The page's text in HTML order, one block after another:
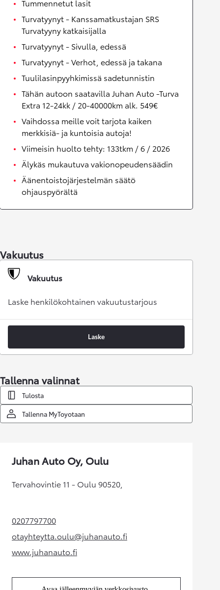
Tummennetut lasit
Turvatyynyt - Kanssamatkustajan SRS
Turvatyyny katkaisijalla
Turvatyynyt - Sivulla, edessä
Turvatyynyt - Verhot, edessä ja takana
Tuulilasinpyyhkimissä sadetunnistin
Tähän autoon saatavilla Juhan Auto -Turva
Extra 12-24kk / 20-40000km alk. 549€
Vaihdossa meille voit tarjota kaiken
merkkisiä- ja kuntoisia autoja!
Viimeisin huolto tehty: 133tkm / 6 / 2026
Älykäs mukautuva vakionopeudensäädin
Äänentoistojärjestelmän säätö
ohjauspyörältä
Vakuutus
Vakuutus
Laske henkilökohtainen vakuutustarjous
Laske
Tallenna valinnat
Tulosta
Tallenna MyToyotaan
Juhan Auto Oy, Oulu
Tervahovintie 11 - Oulu 90520,
0207797700(Aukeaa uudessa välilehdessä)
otayhteytta.oulu@juhanauto.fi
(Aukeaa uudessa välilehdessä)
www.juhanauto.fi(Aukeaa uudessa välilehdessä)